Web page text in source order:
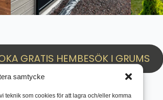
samtycke
teknik som cookies för att lagra och/eller komma
GRATIS HEMBESÖK I GRUMS